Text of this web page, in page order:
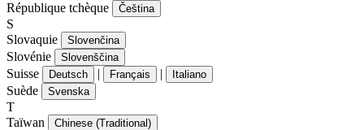
République tchèque Čeština
S
Slovaquie
Slovenčina
Slovénie Slovenščina
Suisse Deutsch | Français | Italiano
Suède Svenska
T
Taïwan
Chinese (Traditional)